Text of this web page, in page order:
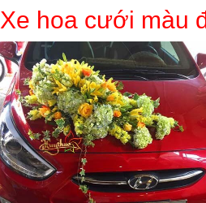
Xe hoa cưới màu